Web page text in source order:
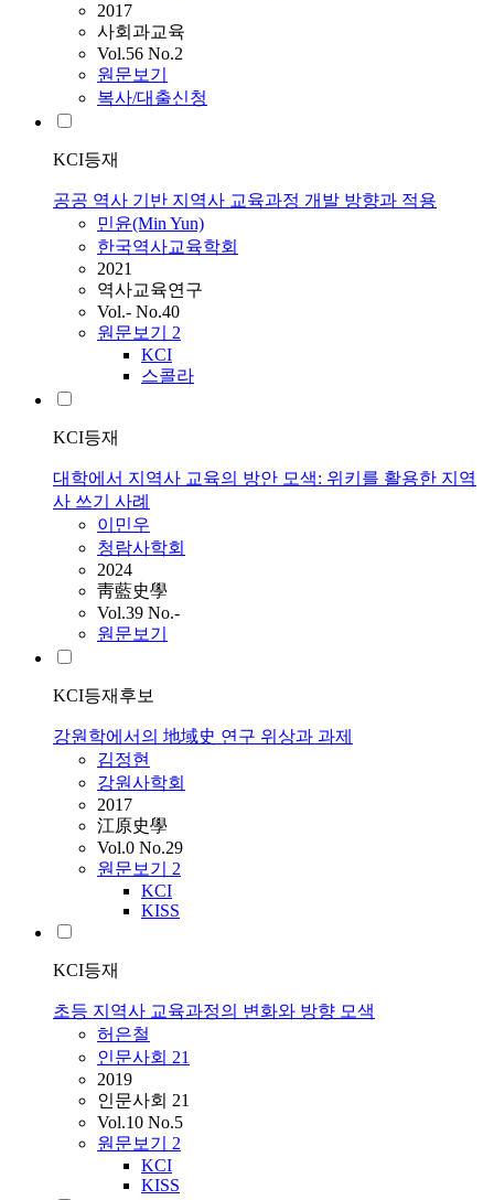
2017
사회과교육
Vol.56 No.2
원문보기
복사/대출신청
KCI등재
공공 역사 기반 지역사 교육과정 개발 방향과 적용
민윤(Min Yun)
한국역사교육학회
2021
역사교육연구
Vol.- No.40
원문보기 2
KCI
스콜라
KCI등재
대학에서 지역사 교육의 방안 모색: 위키를 활용한 지역
사 쓰기 사례
이민우
청람사학회
2024
靑藍史學
Vol.39 No.-
원문보기
KCI등재후보
강원학에서의 地域史 연구 위상과 과제
김정현
강원사학회
2017
江原史學
Vol.0 No.29
원문보기 2
KCI
KISS
KCI등재
초등 지역사 교육과정의 변화와 방향 모색
허은철
인문사회 21
2019
인문사회 21
Vol.10 No.5
원문보기 2
KCI
KISS